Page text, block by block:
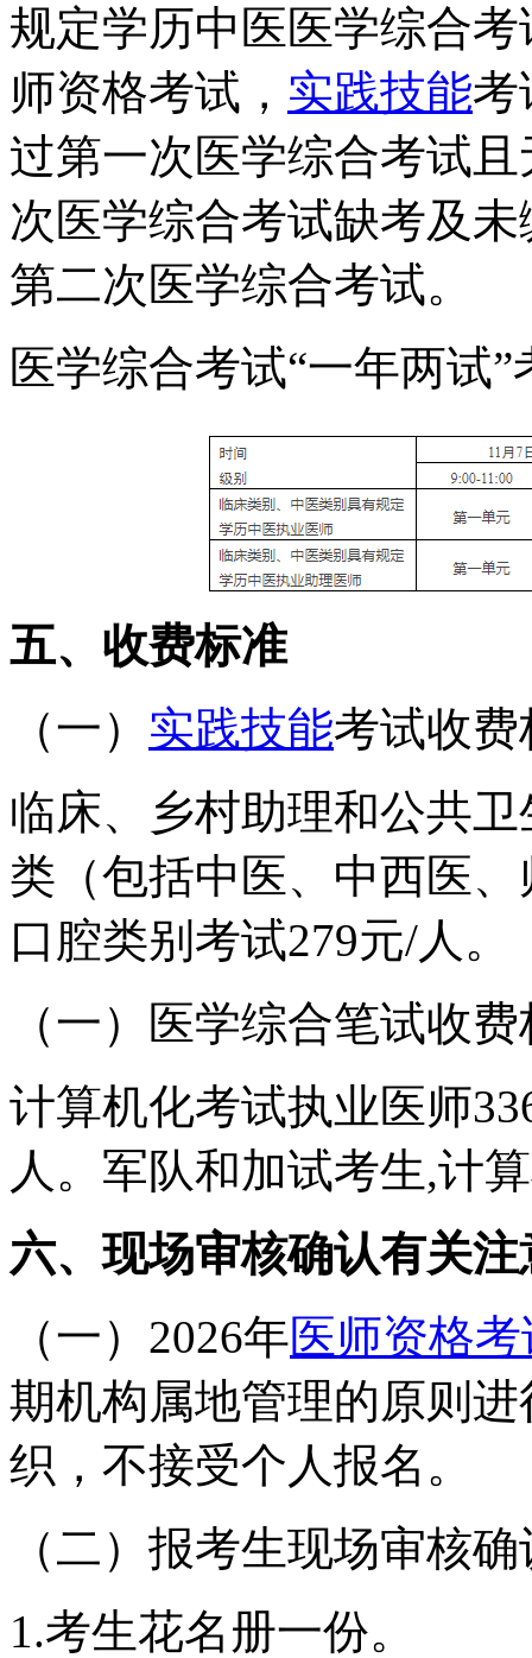
规定学历中医医学综合
师资格考试， 实践技能考
过第一次医学综合考试
次医学综合考试缺考及
第二次医学综合考
医学综合考试“一年两试
五、收费标准
（一） 实践技能考试收费
临床、乡村助理和公共
类（包括中医、中西医
口腔类别考试279元/人。
（一）医学综合笔试收
计算机化考试执业医师
人。军队和加试考生,计
六、现场审核确认有关注
（一）2026年医师资格
期机构属地管理的原则
织，不接受个人报名。
（二）报考生现场审核
1.考生花名册一份。